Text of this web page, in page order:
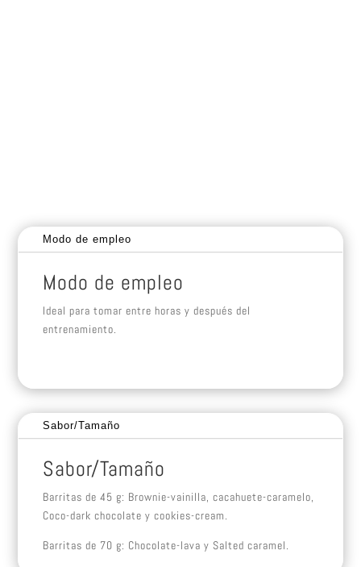
Modo de empleo
Modo de empleo
Ideal para tomar entre horas y después del
entrenamiento.
Sabor/Tamaño
Sabor/Tamaño
Barritas de 45 g: Brownie-vainilla, cacahuete-caramelo,
Coco-dark chocolate y cookies-cream.
Barritas de 70 g: Chocolate-lava y Salted caramel.